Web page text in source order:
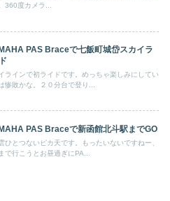
360度カメラ...
PAS Braceで七飯町城岱スカイラ
ラインで初ライドです。めっちゃ楽しみにしてい
惨敗かな。２０分台で登り...
PAS Braceで新函館北斗駅までGO
ひとつないピカ天です。もったいないですねー、
で行こうとお昼過ぎにPA...